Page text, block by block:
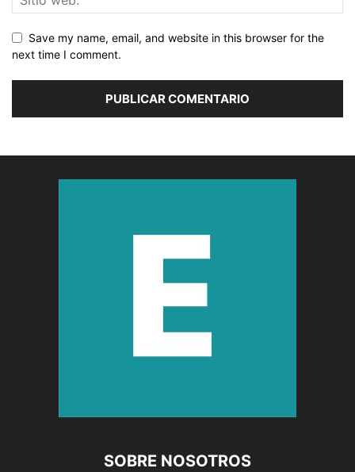
Save my name, email, and website in this browser for the
next time I comment.
SOBRE NOSOTROS